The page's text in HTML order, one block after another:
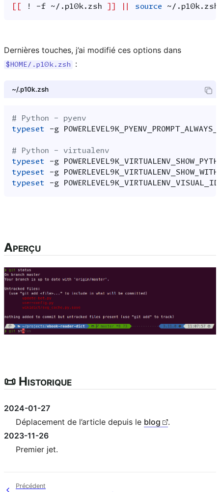
! -f ~/.p10k.zsh source
Dernières touches, j’ai modifié ces options dans
$HOME/.p10k.zsh :
~/.p10k.zsh
# Python - pyenv
typeset
-g
# Python - virtualenv
typeset
-g
typeset
-g
typeset
-g
Aperçu
📜 Historique
2024-01-27
Déplacement de l’article depuis le blog
.
2023-11-26
Premier jet.
Précédent